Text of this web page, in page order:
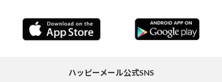
ハッピーメール公式SNS